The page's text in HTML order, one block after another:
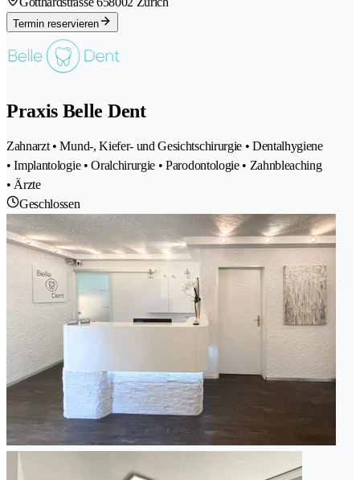
Termin reservieren
Praxis Belle Dent
Zahnarzt • Mund-, Kiefer- und Gesichtschirurgie • Dentalhygiene
• Implantologie • Oralchirurgie • Parodontologie • Zahnbleaching
• Ärzte
Geschlossen